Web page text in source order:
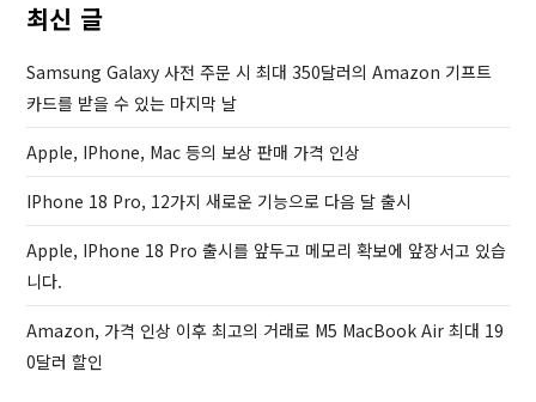
s
P
o
s
t
최신 글
Samsung Galaxy 사전 주문 시 최대 350달러의 Amazon 기프트
카드를 받을 수 있는 마지막 날
Apple, IPhone, Mac 등의 보상 판매 가격 인상
IPhone 18 Pro, 12가지 새로운 기능으로 다음 달 출시
Apple, IPhone 18 Pro 출시를 앞두고 메모리 확보에 앞장서고 있습
니다.
Amazon, 가격 인상 이후 최고의 거래로 M5 MacBook Air 최대 19
0달러 할인